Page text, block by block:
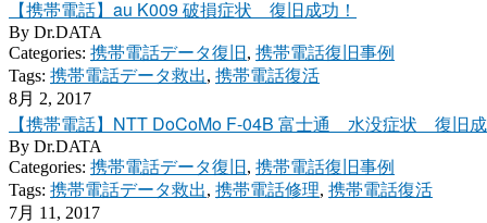
【携帯電話】au K009 破損症状 復旧成功！
By Dr.DATA
Categories: 携帯電話データ復旧 , 携帯電話復旧事例
Tags: 携帯電話データ救出, 携帯電話復活
8月 2, 2017
【携帯電話】NTT DoCoMo F-04B 富士通 水没症状 復旧
By Dr.DATA
Categories: 携帯電話データ復旧 , 携帯電話復旧事例
Tags: 携帯電話データ救出, 携帯電話修理, 携帯電話復活
7月 11, 2017